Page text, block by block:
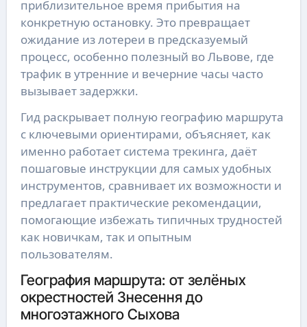
приблизительное время прибытия на
конкретную остановку. Это превращает
ожидание из лотереи в предсказуемый
процесс, особенно полезный во Львове, где
трафик в утренние и вечерние часы часто
вызывает задержки.
Гид раскрывает полную географию маршрута
с ключевыми ориентирами, объясняет, как
именно работает система трекинга, даёт
пошаговые инструкции для самых удобных
инструментов, сравнивает их возможности и
предлагает практические рекомендации,
помогающие избежать типичных трудностей
как новичкам, так и опытным
пользователям.
География маршрута: от зелёных
окрестностей Знесення до
многоэтажного Сыхова